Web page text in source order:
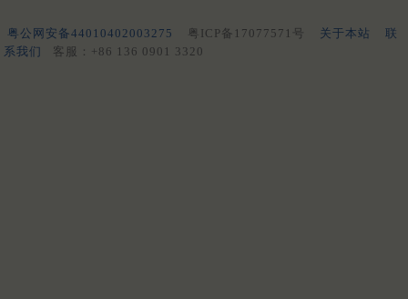
粤公网安备44010402003275 粤ICP备17077571号 关于本站
联
系我们
客服：+86 136 0901 3320